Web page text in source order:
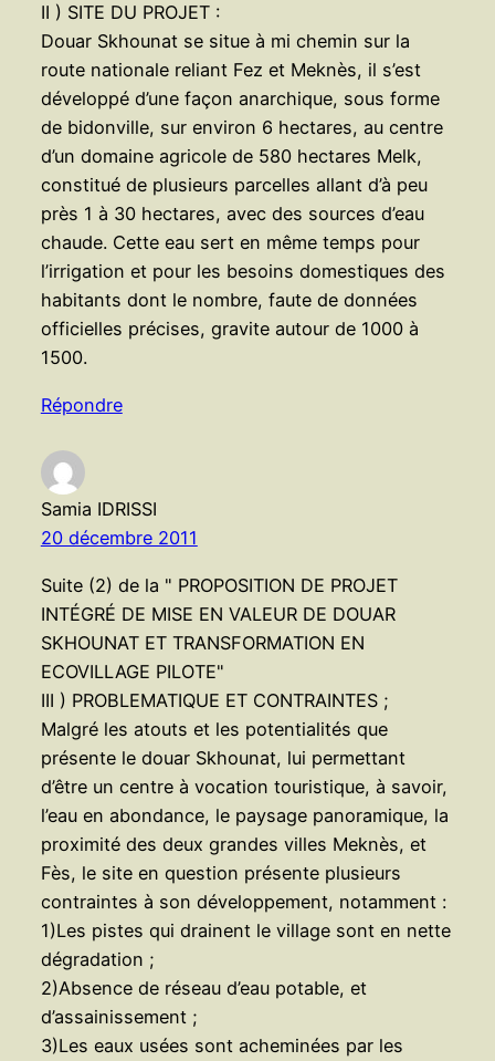
II ) SITE DU PROJET :
Douar Skhounat se situe à mi chemin sur la
route nationale reliant Fez et Meknès, il s’est
développé d’une façon anarchique, sous forme
de bidonville, sur environ 6 hectares, au centre
d’un domaine agricole de 580 hectares Melk,
constitué de plusieurs parcelles allant d’à peu
près 1 à 30 hectares, avec des sources d’eau
chaude. Cette eau sert en même temps pour
l’irrigation et pour les besoins domestiques des
habitants dont le nombre, faute de données
officielles précises, gravite autour de 1000 à
1500.
Répondre
Samia IDRISSI
20 décembre 2011
Suite (2) de la " PROPOSITION DE PROJET
INTÉGRÉ DE MISE EN VALEUR DE DOUAR
SKHOUNAT ET TRANSFORMATION EN
ECOVILLAGE PILOTE"
III ) PROBLEMATIQUE ET CONTRAINTES ;
Malgré les atouts et les potentialités que
présente le douar Skhounat, lui permettant
d’être un centre à vocation touristique, à savoir,
l’eau en abondance, le paysage panoramique, la
proximité des deux grandes villes Meknès, et
Fès, le site en question présente plusieurs
contraintes à son développement, notamment :
1)Les pistes qui drainent le village sont en nette
dégradation ;
2)Absence de réseau d’eau potable, et
d’assainissement ;
3)Les eaux usées sont acheminées par les